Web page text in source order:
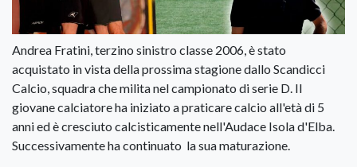
Andrea Fratini, terzino sinistro classe 2006, è stato
acquistato in vista della prossima stagione dallo Scandicci
Calcio, squadra che milita nel campionato di serie D. Il
giovane calciatore ha iniziato a praticare calcio all'età di 5
anni ed è cresciuto calcisticamente nell'Audace Isola d'Elba.
Successivamente ha continuato la sua maturazione.